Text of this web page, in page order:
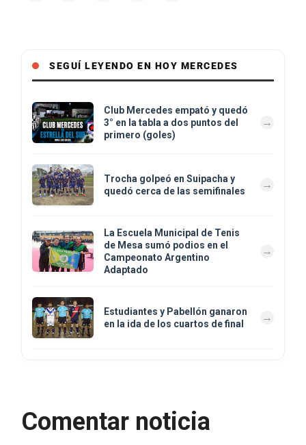
SEGUÍ LEYENDO EN HOY MERCEDES
Club Mercedes empató y quedó
3° en la tabla a dos puntos del
primero (goles)
Trocha golpeó en Suipacha y
quedó cerca de las semifinales
La Escuela Municipal de Tenis
de Mesa sumó podios en el
Campeonato Argentino
Adaptado
Estudiantes y Pabellón ganaron
en la ida de los cuartos de final
Comentar noticia